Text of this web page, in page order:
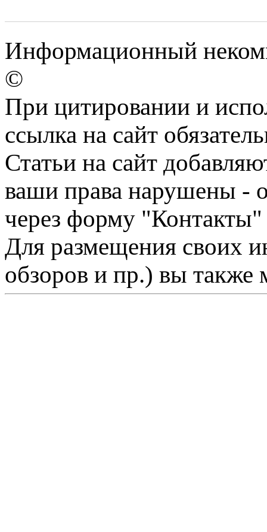
Информационный
©
При цитировании и
ссылка на сайт
Статьи на сайт
ваши права нарушены -
через форму "Контакты"
Для размещения своих
обзоров и пр.) вы также